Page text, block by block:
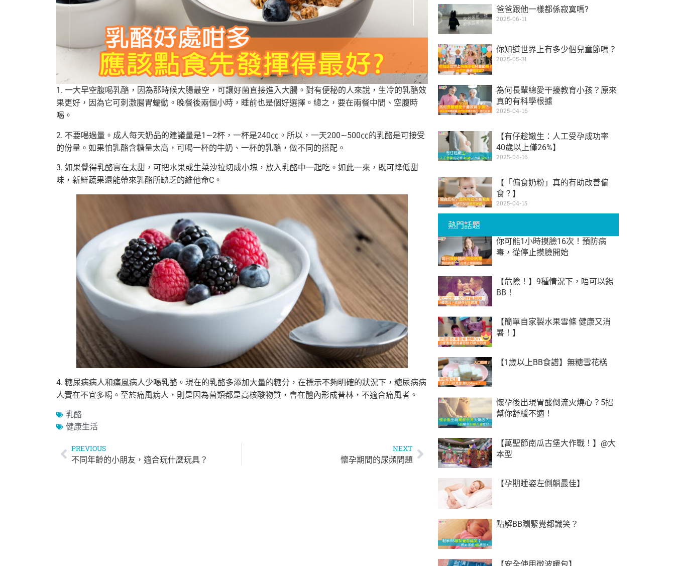
1. 一大早空腹喝乳酪，因為那時候大腸最空，可讓好菌直接進入大腸。對有便秘的人來說，生冷的乳酪效
果更好，因為它可刺激腸胃蠕動。晚餐後兩個小時，睡前也是個好選擇。總之，要在兩餐中間、空腹時
喝。
2. 不要喝過量。成人每天奶品的建議量是1∼2杯，一杯是240㏄。所以，一天200∼500㏄的乳酪是可接受
的份量。如果怕乳酪含糖量太高，可喝一杯的牛奶、一杯的乳酪，做不同的搭配。
3. 如果覺得乳酪實在太甜，可把水果或生菜沙拉切成小塊，放入乳酪中一起吃。如此一來，既可降低甜
味，新鮮蔬果還能帶來乳酪所缺乏的維他命C。
4. 糖尿病病人和痛風病人少喝乳酪。現在的乳酪多添加大量的糖分，在標示不夠明確的狀況下，糖尿病病
人實在不宜多喝。至於痛風病人，則是因為菌類都是高核酸物質，會在體內形成普林，不適合痛風者。
乳酪
健康生活
PREVIOUS
不同年齡的小朋友，適合玩什麼玩具？
NEXT
懷孕期間的尿頻問題
爸爸跟他一樣都係寂寞嗎?
2025-06-11
你知道世界上有多少個兒童節嗎？
2025-05-31
為何長輩總愛干擾教育小孩？原來
真的有科學根據
2025-04-16
【有仔趁嫩生：人工受孕成功率
40歲以上僅26%】
2025-04-16
【「偏食奶粉」真的有助改善偏
食？】
2025-04-15
熱門話題
你可能1小時摸臉16次！預防病
毒，從停止摸臉開始
【危險！】9種情況下，唔可以錫
BB！
【簡單自家製水果雪條 健康又消
暑！】
【1歲以上BB食譜】無糖雪花糕
懷孕後出現胃酸倒流火燒心？5招
幫你舒緩不適！
【萬聖節南瓜古堡大作戰！】@大
本型
【孕期睡姿左側躺最佳】
點解BB瞓緊覺都識笑？